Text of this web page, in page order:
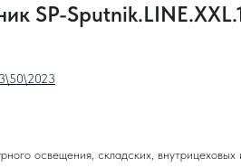
SP-
освещения, складских, внутрицеховых